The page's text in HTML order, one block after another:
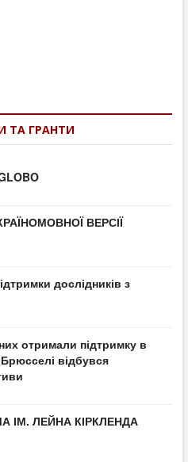
ТА ГРАНТИ
ВЕРСІЇ
дослідників з
отримали підтримку в
відбувся
ІМ. ЛЕЙНА КІРКЛЕНДА